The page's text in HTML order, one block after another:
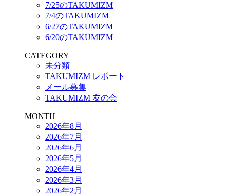
7/25のTAKUMIZM
7/4のTAKUMIZM
6/27のTAKUMIZM
6/20のTAKUMIZM
CATEGORY
未分類
TAKUMIZM レポート
メール募集
TAKUMIZM 友の会
MONTH
2026年8月
2026年7月
2026年6月
2026年5月
2026年4月
2026年3月
2026年2月